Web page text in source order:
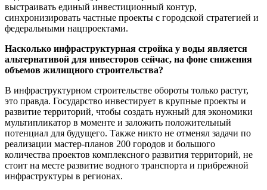
выстраивать единый инвестиционный контур,
синхронизировать частные проекты с городской стратегией и
федеральными нацпроектами.
Насколько инфраструктурная стройка у воды является
альтернативой для инвесторов сейчас, на фоне снижения
объемов жилищного строительства?
В инфраструктурном строительстве обороты только растут,
это правда. Государство инвестирует в крупные проекты и
развитие территорий, чтобы создать нужный для экономики
мультипликатор в моменте и заложить положительный
потенциал для будущего. Также никто не отменял задачи по
реализации мастер-планов 200 городов и большого
количества проектов комплексного развития территорий, не
стоит на месте развитие водного транспорта и прибрежной
инфраструктуры в регионах.